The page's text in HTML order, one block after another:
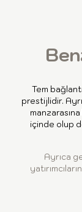
Tem
prestijlidir.
içinde olup
Ayrıca